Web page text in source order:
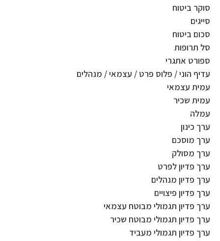
סוקר ביטוח
סייגים
סכום ביטוח
סל תרופות
ספורט אתגרי
עדיף הוני / פלוס פרט / עצמאי / מנהלים
עמית עצמאי
עמית שכיר
עמלה
ערך כינון
ערך מוסכם
ערך מסולק
ערך פדיון לפרט
ערך פדיון מנהלים
ערך פדיון פיצויים
ערך פדיון תגמולי מבוטח עצמאי
ערך פדיון תגמולי מבוטח שכיר
ערך פדיון תגמולי מעביד